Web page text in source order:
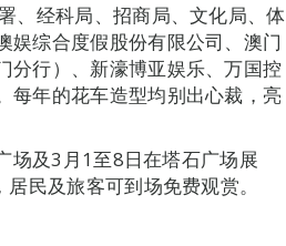
、经科局、招商局、文化局、体
娱综合度假股份有限公司、澳门
分行）、新濠博亚娱乐、万国控
每年的花车造型均别出心裁，亮
场及3月1至8日在塔石广场展
民及旅客可到场免费观赏。